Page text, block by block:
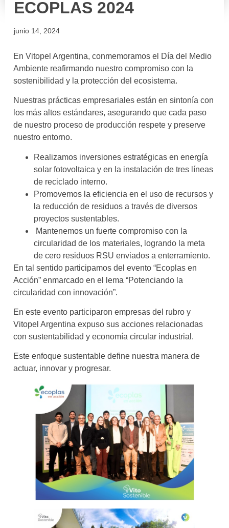
ECOPLAS 2024
junio 14, 2024
En Vitopel Argentina, conmemoramos el Día del Medio
Ambiente reafirmando nuestro compromiso con la
sostenibilidad y la protección del ecosistema.
Nuestras prácticas empresariales están en sintonía con
los más altos estándares, asegurando que cada paso
de nuestro proceso de producción respete y preserve
nuestro entorno.
Realizamos inversiones estratégicas en energía
solar fotovoltaica y en la instalación de tres líneas
de reciclado interno.
Promovemos la eficiencia en el uso de recursos y
la reducción de residuos a través de diversos
proyectos sustentables.
Mantenemos un fuerte compromiso con la
circularidad de los materiales, logrando la meta
de cero residuos RSU enviados a enterramiento.
En tal sentido participamos del evento “Ecoplas en
Acción” enmarcado en el lema “Potenciando la
circularidad con innovación”.
En este evento participaron empresas del rubro y
Vitopel Argentina expuso sus acciones relacionadas
con sustentabilidad y economía circular industrial.
Este enfoque sustentable define nuestra manera de
actuar, innovar y progresar.